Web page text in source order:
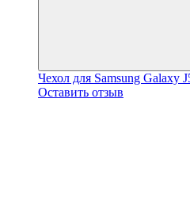
Чехол для Samsung Galaxy
Оставить отзыв